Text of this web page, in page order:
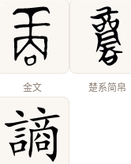
金文 楚系简帛